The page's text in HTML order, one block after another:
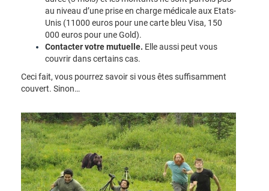
au niveau d’une prise en charge médicale aux Etats-
Unis (11000 euros pour une carte bleu Visa, 150
000 euros pour une Gold).
Contacter votre mutuelle. Elle aussi peut vous
couvrir dans certains cas.
Ceci fait, vous pourrez savoir si vous êtes suffisamment
couvert. Sinon…